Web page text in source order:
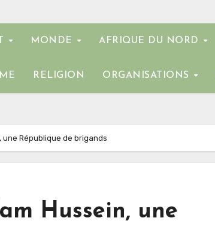
MONDE AFRIQUE DU NORD
RELIGION ORGANISATIONS
une République de brigands
Hussein, une